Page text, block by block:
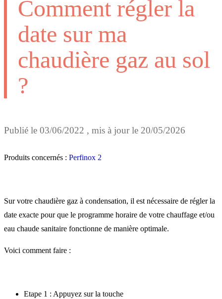
Comment régler la
date sur ma
chaudière gaz au sol
?
Publié le 03/06/2022 , mis à jour le 20/05/2026
Produits concernés : Perfinox 2
Sur votre chaudière gaz à condensation, il est nécessaire de régler la
date exacte pour que le programme horaire de votre chauffage et/ou
eau chaude sanitaire fonctionne de manière optimale.
Voici comment faire :
Etape 1 : Appuyez sur la touche